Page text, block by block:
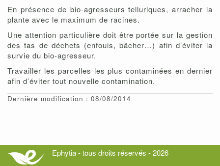
En présence de bio-agresseurs telluriques, arracher la
plante avec le maximum de racines.
Une attention particulière doit être portée sur la gestion
des tas de déchets (enfouis, bâcher…) afin d’éviter la
survie du bio-agresseur.
Travailler les parcelles les plus contaminées en dernier
afin d’éviter tout nouvelle contamination.
Dernière modification : 08/08/2014
Ephytia - tous droits réservés - 2026